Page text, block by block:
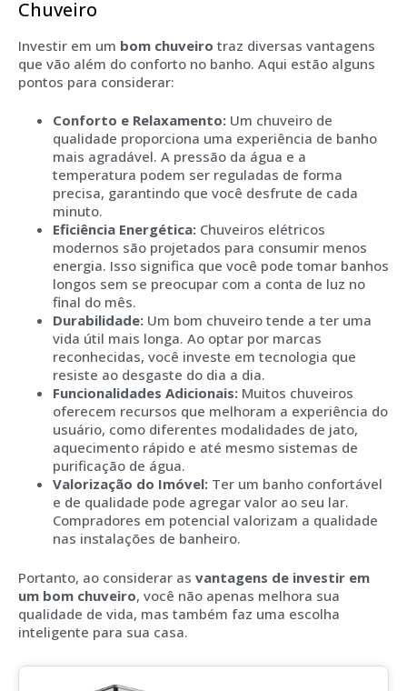
Chuveiro
Investir em um bom chuveiro traz diversas vantagens
que vão além do conforto no banho. Aqui estão alguns
pontos para considerar:
Conforto e Relaxamento:Um chuveiro de
qualidade proporciona uma experiência de banho
mais agradável. A pressão da água e a
temperatura podem ser reguladas de forma
precisa, garantindo que você desfrute de cada
minuto.
Eficiência Energética:Chuveiros elétricos
modernos são projetados para consumir menos
energia. Isso significa que você pode tomar banhos
longos sem se preocupar com a conta de luz no
final do mês.
Durabilidade:Um bom chuveiro tende a ter uma
vida útil mais longa. Ao optar por marcas
reconhecidas, você investe em tecnologia que
resiste ao desgaste do dia a dia.
Funcionalidades Adicionais:Muitos chuveiros
oferecem recursos que melhoram a experiência do
usuário, como diferentes modalidades de jato,
aquecimento rápido e até mesmo sistemas de
purificação de água.
Valorização do Imóvel:Ter um banho confortável
e de qualidade pode agregar valor ao seu lar.
Compradores em potencial valorizam a qualidade
nas instalações de banheiro.
Portanto, ao considerar as vantagens de investir em
um bom chuveiro, você não apenas melhora sua
qualidade de vida, mas também faz uma escolha
inteligente para sua casa.